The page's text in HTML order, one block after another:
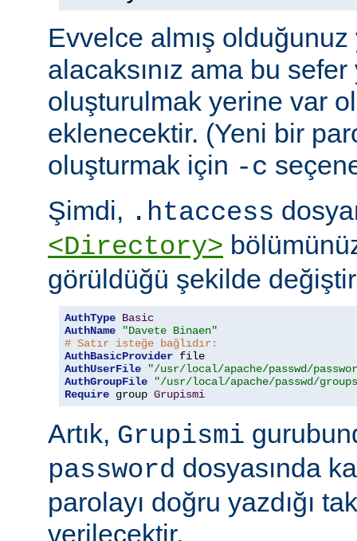
Evvelce almış olduğunuz
alacaksınız ama bu
oluşturulmak yerine var
eklenecektir. (Yeni bir
oluşturmak için -c
Şimdi, .htaccess
<Directory>
görüldüğü şekilde
AuthType Basic
AuthName
"Davete Binaen"
# Satır isteğe bağlıdır:
AuthBasicProvider
AuthUserFile
"/usr/local/apache/passwd/
AuthGroupFile
"/usr/local/apache/passwd/
Require group Grupismi
Artık, Grupismi
password dosyasında
parolayı doğru yazdığı
verilecektir.